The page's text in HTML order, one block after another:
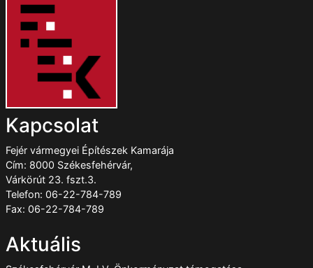
Kapcsolat
Fejér vármegyei Építészek Kamarája
Cím: 8000 Székesfehérvár,
Várkörút 23. fszt.3.
Telefon: 06-22-784-789
Fax: 06-22-784-789
Aktuális